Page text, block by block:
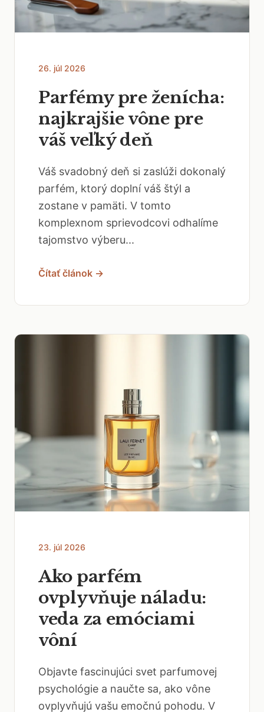
26. júl 2026
Parfémy pre ženícha:
najkrajšie vône pre
váš veľký deň
Váš svadobný deň si zaslúži dokonalý
parfém, ktorý doplní váš štýl a
zostane v pamäti. V tomto
komplexnom sprievodcovi odhalíme
tajomstvo výberu...
Čítať článok →
23. júl 2026
Ako parfém
ovplyvňuje náladu:
veda za emóciami
vôní
Objavte fascinujúci svet parfumovej
psychológie a naučte sa, ako vône
ovplyvňujú vašu emočnú pohodu. V